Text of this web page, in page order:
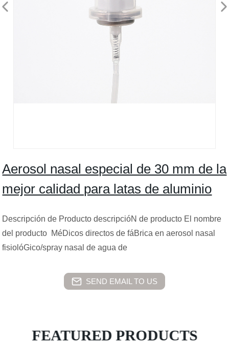
Aerosol nasal especial de 30 mm de la
mejor calidad para latas de aluminio
Descripción de Producto descripcióN de producto El nombre
del producto MéDicos directos de fáBrica en aerosol nasal
fisiolóGico/spray nasal de agua de
SEND EMAIL TO US
FEATURED PRODUCTS